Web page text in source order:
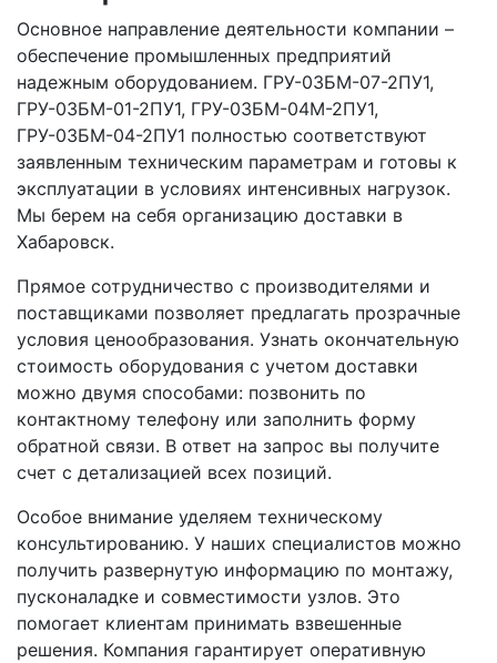
Основное направление деятельности компании –
обеспечение промышленных предприятий
надежным оборудованием. ГРУ-03БМ-07-2ПУ1,
ГРУ-03БМ-01-2ПУ1, ГРУ-03БМ-04М-2ПУ1,
ГРУ-03БМ-04-2ПУ1 полностью соответствуют
заявленным техническим параметрам и готовы к
эксплуатации в условиях интенсивных нагрузок.
Мы берем на себя организацию доставки в
Хабаровск.
Прямое сотрудничество с производителями и
поставщиками позволяет предлагать прозрачные
условия ценообразования. Узнать окончательную
стоимость оборудования с учетом доставки
можно двумя способами: позвонить по
контактному телефону или заполнить форму
обратной связи. В ответ на запрос вы получите
счет с детализацией всех позиций.
Особое внимание уделяем техническому
консультированию. У наших специалистов можно
получить развернутую информацию по монтажу,
пусконаладке и совместимости узлов. Это
помогает клиентам принимать взвешенные
решения. Компания гарантирует оперативную